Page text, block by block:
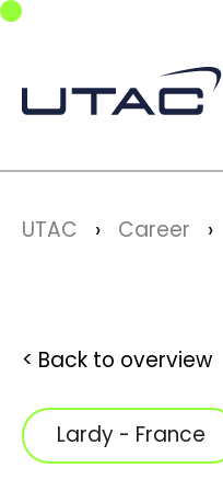
Skip to main navigation
Skip to main content
Skip to page footer
You are here:
UTAC Career
Back to overview
Lardy - France